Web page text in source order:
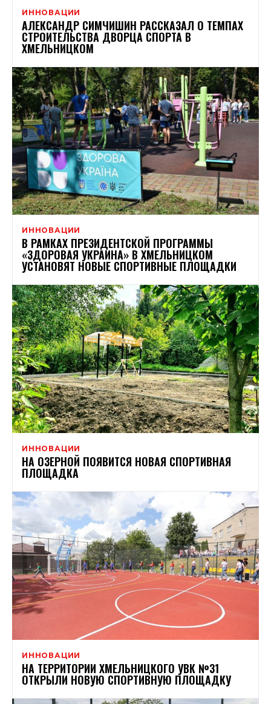
ИННОВАЦИИ
АЛЕКСАНДР СИМЧИШИН РАССКАЗАЛ О ТЕМПАХ
СТРОИТЕЛЬСТВА ДВОРЦА СПОРТА В
ХМЕЛЬНИЦКОМ
ИННОВАЦИИ
В РАМКАХ ПРЕЗИДЕНТСКОЙ ПРОГРАММЫ
«ЗДОРОВАЯ УКРАИНА» В ХМЕЛЬНИЦКОМ
УСТАНОВЯТ НОВЫЕ СПОРТИВНЫЕ ПЛОЩАДКИ
ИННОВАЦИИ
НА ОЗЕРНОЙ ПОЯВИТСЯ НОВАЯ СПОРТИВНАЯ
ПЛОЩАДКА
ИННОВАЦИИ
НА ТЕРРИТОРИИ ХМЕЛЬНИЦКОГО УВК №31
ОТКРЫЛИ НОВУЮ СПОРТИВНУЮ ПЛОЩАДКУ